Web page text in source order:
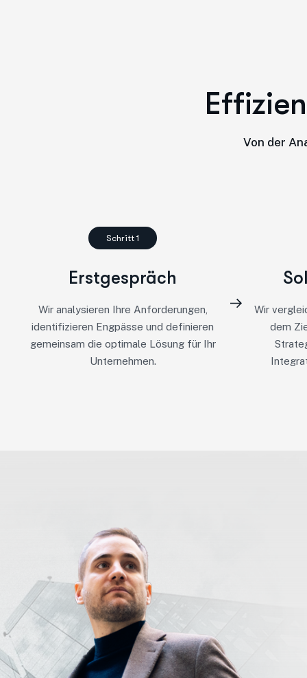
Effizien
Von der
Schritt 1
Erstgespräch
Wir analysieren Ihre Anforderungen,
identifizieren Engpässe und definieren
gemeinsam die optimale Lösung für Ihr
Unternehmen.
Wir
dem